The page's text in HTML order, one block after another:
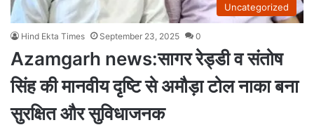
Uncategorized
Hind Ekta Times September 23, 2025 0
Azamgarh news:सागर रेड्डी व संतोष
सिंह की मानवीय दृष्टि से अमौड़ा टोल नाका बना
सुरक्षित और सुविधाजनक